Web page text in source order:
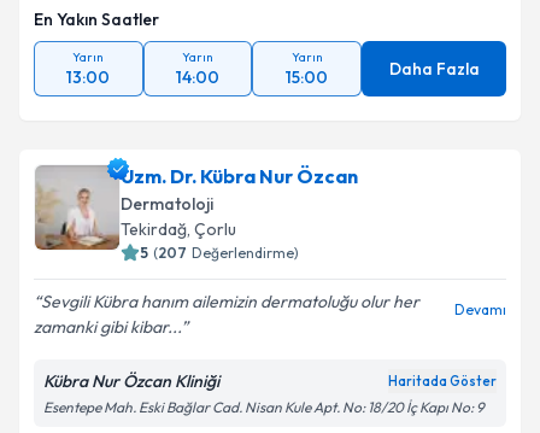
En Yakın Saatler
Yarın
13:00
Yarın
14:00
Yarın
15:00 Daha Fazla
Uzm. Dr. Kübra Nur Özcan
Dermatoloji
Tekirdağ, Çorlu
5 (207 Değerlendirme)
Sevgili Kübra hanım ailemizin dermatoluğu olur her
zamanki gibi kibar...
Devamı
Kübra Nur Özcan Kliniği Haritada Göster
Esentepe Mah. Eski Bağlar Cad. Nisan Kule Apt. No: 18/20 İç Kapı No: 9